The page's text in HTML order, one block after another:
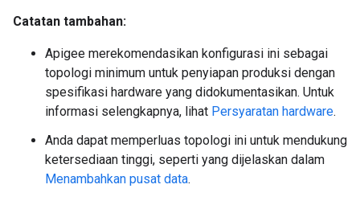
Catatan tambahan:
Apigee merekomendasikan konfigurasi ini sebagai
topologi minimum untuk penyiapan produksi dengan
spesifikasi hardware yang didokumentasikan. Untuk
informasi selengkapnya, lihat Persyaratan hardware.
Anda dapat memperluas topologi ini untuk mendukung
ketersediaan tinggi, seperti yang dijelaskan dalam
Menambahkan pusat data.